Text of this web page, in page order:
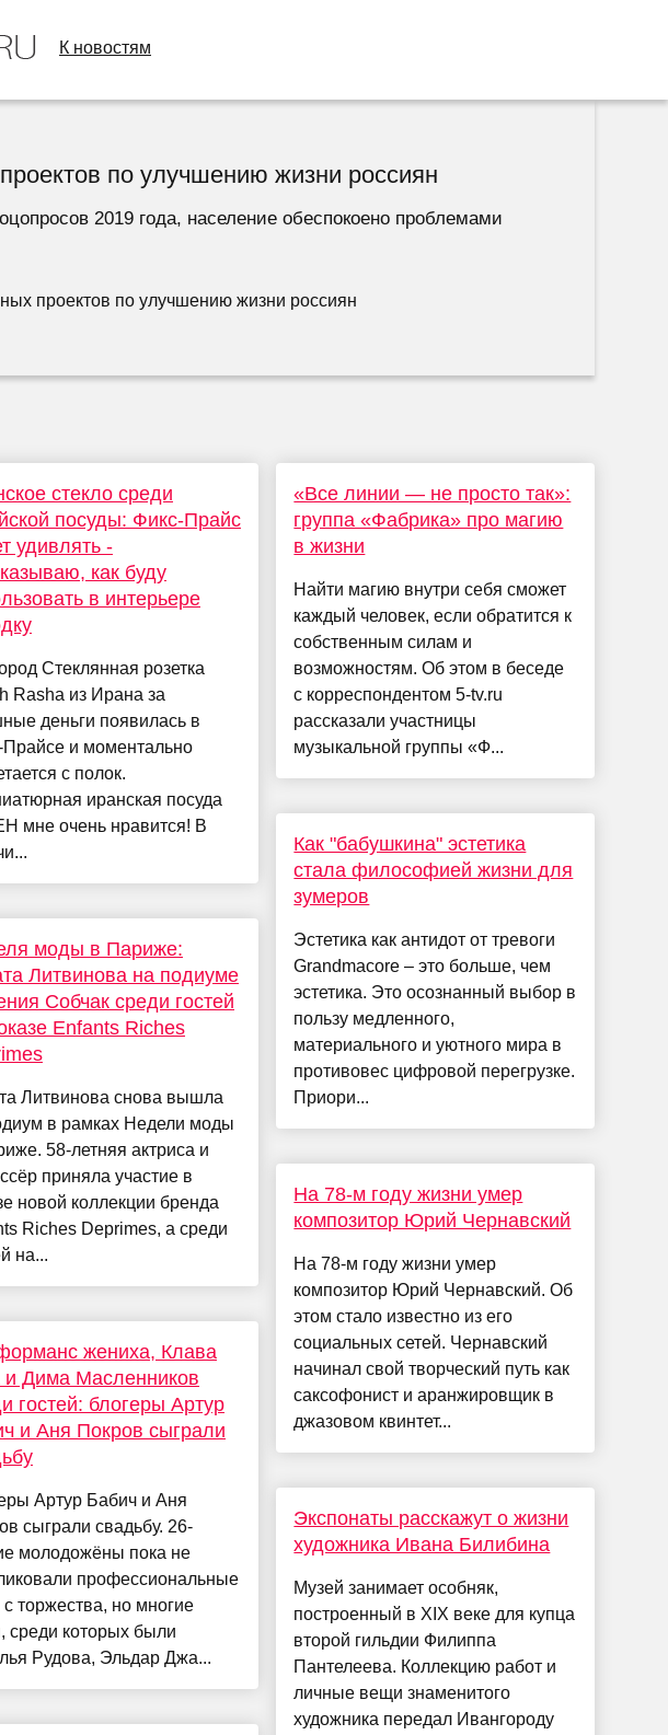
К новостям
по улучшению жизни россиян
2019 года, население обеспокоено проблемами
стекло среди
посуды: Фикс-Прайс
удивлять -
как буду
в интерьере
Стеклянная розетка
Rasha из Ирана за
деньги появилась в
Прайсе и моментально
с полок.
иранская посуда
мне очень нравится! В
моды в Париже:
Литвинова на подиуме
Собчак среди гостей
Enfants Riches
Литвинова снова вышла
в рамках Недели моды
58-летняя актриса и
приняла участие в
новой коллекции бренда
Riches Deprimes, а среди
на...
жениха, Клава
и Дима Масленников
гостей: блогеры Артур
и Аня Покров сыграли
Артур Бабич и Аня
сыграли свадьбу. 26-
молодожёны пока не
профессиональные
торжества, но многие
среди которых были
Рудова, Эльдар Джа...
«Все линии — не просто так»:
группа «Фабрика» про магию
в жизни
Найти магию внутри себя сможет
каждый человек, если обратится к
собственным силам и
возможностям. Об этом в беседе
с корреспондентом 5-tv.ru
рассказали участницы
музыкальной группы «Ф...
Как "бабушкина" эстетика
стала философией жизни для
зумеров
Эстетика как антидот от тревоги
Grandmacore – это больше, чем
эстетика. Это осознанный выбор в
пользу медленного,
материального и уютного мира в
противовес цифровой перегрузке.
Приори...
На 78-м году жизни умер
композитор Юрий Чернавский
На 78-м году жизни умер
композитор Юрий Чернавский. Об
этом стало известно из его
социальных сетей. Чернавский
начинал свой творческий путь как
саксофонист и аранжировщик в
джазовом квинтет...
Экспонаты расскажут о жизни
художника Ивана Билибина
Музей занимает особняк,
построенный в XIX веке для купца
второй гильдии Филиппа
Пантелеева. Коллекцию работ и
личные вещи знаменитого
художника передал Ивангороду